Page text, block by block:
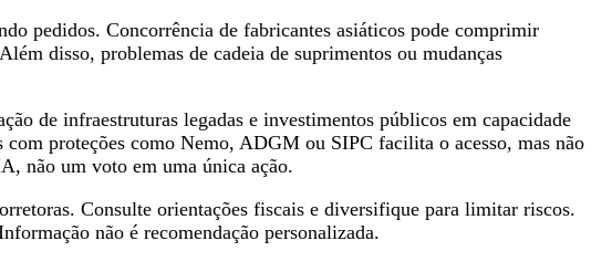
pedidos. Concorrência de fabricantes asiáticos pode comprimir
disso, problemas de cadeia de suprimentos ou mudanças
de infraestruturas legadas e investimentos públicos em capacidade
proteções como Nemo, ADGM ou SIPC facilita o acesso, mas não
não um voto em uma única ação.
Consulte orientações fiscais e diversifique para limitar riscos.
não é recomendação personalizada.